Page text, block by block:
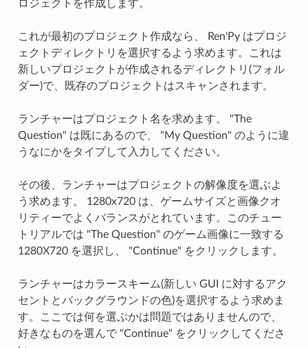
ロジェクトを作成します。
これが最初のプロジェクト作成なら、 Ren'Py はプロジ
ェクトディレクトリを選択するよう求めます。これは
新しいプロジェクトが作成されるディレクトリ(フォル
ダー)で、既存のプロジェクトはスキャンされます。
ランチャーはプロジェクト名を求めます。 "The
Question" は既にあるので、 "My Question" のように違
うなにかをタイプして入力してください。
その後、ランチャーはプロジェクトの解像度を選ぶよ
う求めます。 1280x720 は、ゲームサイズと画像クオ
リティーでよくバランスがとれています。このチュー
トリアルでは "The Question" のゲーム画像に一致する
1280X720 を選択し、 "Continue" をクリックします。
ランチャーはカラースキーム(新しい GUI に対するアク
セントとバックグラウンドの色)を選択するよう求めま
す。ここでは何を選ぶかは問題ではありませんので、
好きなものを選んで "Continue" をクリックしてくださ